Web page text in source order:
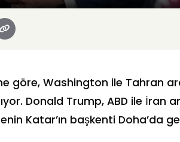
göre, Washington ile Tahran
Donald Trump, ABD ile İran
Katar’ın başkenti Doha’da